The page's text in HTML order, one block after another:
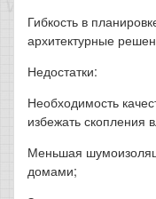
Гибкость в
архитектурные
Недостатки:
Необходимость
избежать скопления
Меньшая
домами;